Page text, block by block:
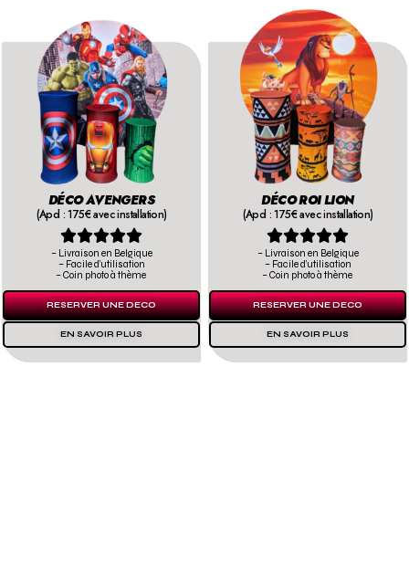
DÉCO AVENGERS
(Apd : 175€ avec installation)

– Livraison en Belgique
– Facile d’utilisation
– Coin photo à thème
RESERVER UNE DECO
EN SAVOIR PLUS
DÉCO ROI LION
(Apd : 175€ avec installation)

– Livraison en Belgique
– Facile d’utilisation
– Coin photo à thème
RESERVER UNE DECO
EN SAVOIR PLUS